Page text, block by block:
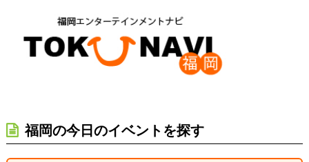
福岡の今日のイベントを探す